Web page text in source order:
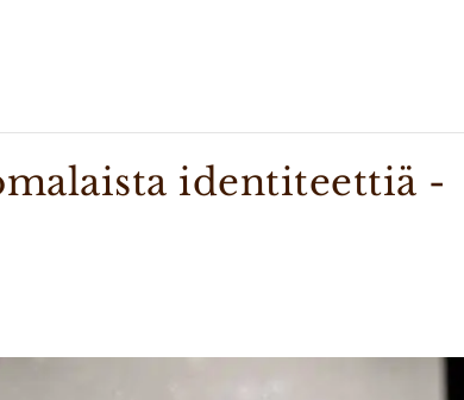
identiteettiä -